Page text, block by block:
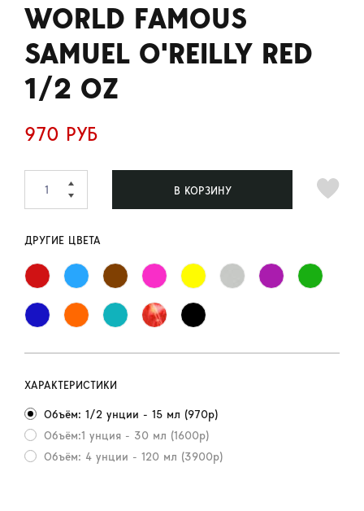
WORLD FAMOUS
SAMUEL O'REILLY RED
1/2 OZ
970 РУБ
В КОРЗИНУ
ДРУГИЕ ЦВЕТА
ХАРАКТЕРИСТИКИ
Объём: 1/2 унции - 15 мл (970р)
Объём:1 унция - 30 мл (1600р)
Объём: 4 унции - 120 мл (3900р)